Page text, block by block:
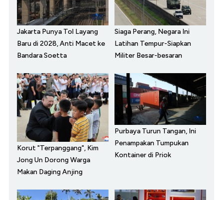
Jakarta Punya Tol Layang
Baru di 2028, Anti Macet ke
Bandara Soetta
Siaga Perang, Negara Ini
Latihan Tempur-Siapkan
Militer Besar-besaran
Korut "Terpanggang", Kim
Jong Un Dorong Warga
Makan Daging Anjing
Purbaya Turun Tangan, Ini
Penampakan Tumpukan
Kontainer di Priok